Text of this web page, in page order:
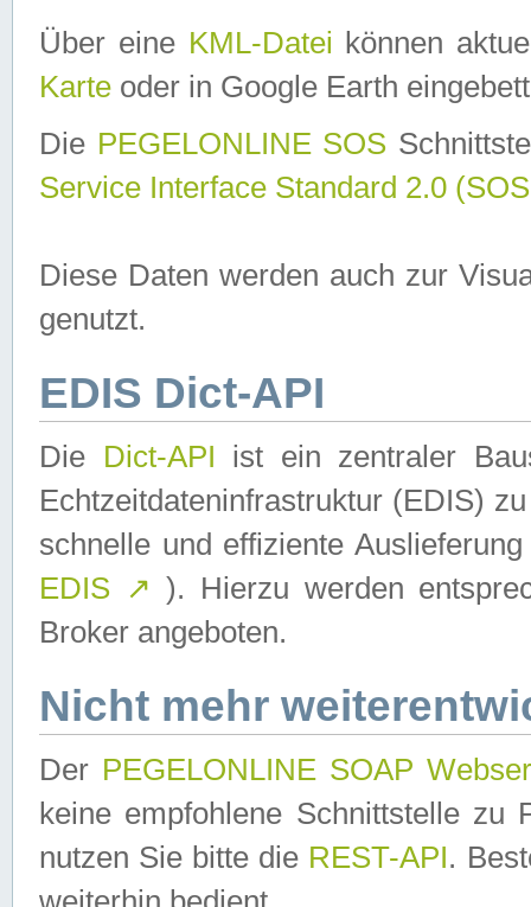
Über eine KML-Datei können
Karte oder in Google Earth
Die PEGELONLINE SOS
Service Interface Standard 2.0
Diese Daten werden auch zur
genutzt.
EDIS Dict-API
Die Dict-API ist ein zentraler
Echtzeitdateninfrastruktur (EDIS)
schnelle und effiziente
EDIS ↗ ). Hierzu werden
Broker angeboten.
Nicht mehr
Der PEGELONLINE SOAP
keine empfohlene Schnittstelle zu
nutzen Sie bitte die REST-API.